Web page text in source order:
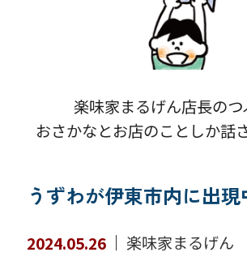
楽味家まるげん店長のつ
おさかなとお店のことしか話
うずわが伊東市内に出現
2024.05.26 楽味家まるげん